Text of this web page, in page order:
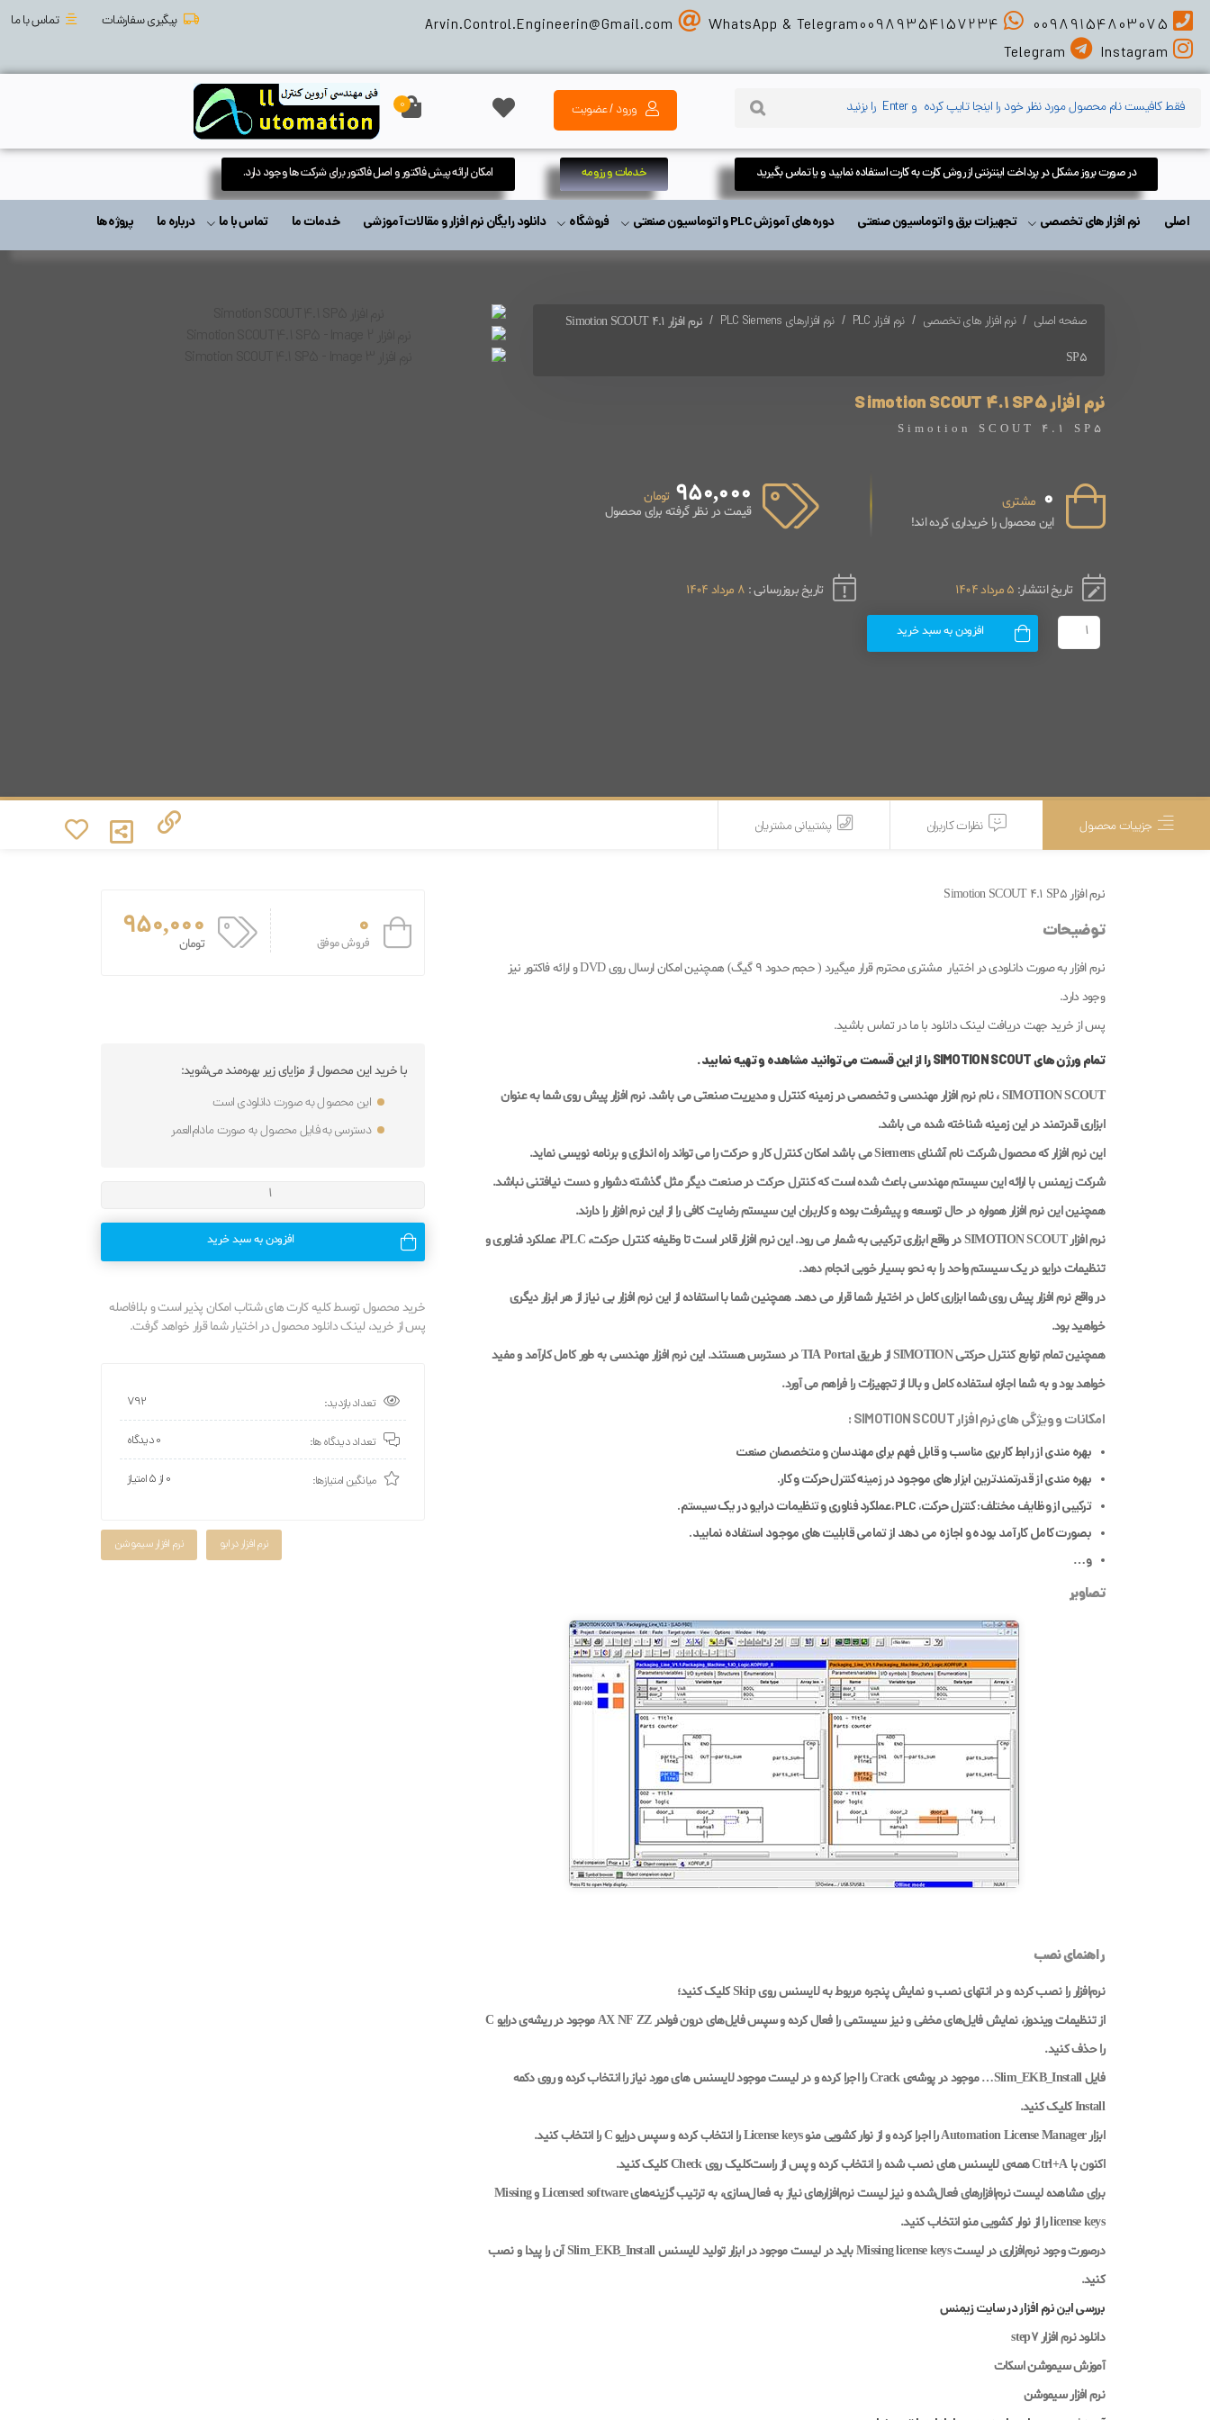
00989154803075
WhatsApp & Telegram00989354157234
Arvin.Control.Engineerin@Gmail.com
Instagram
Telegram
پیگیری سفارشات تماس با ما
ورود / عضویت 0
در صورت بروز مشکل در پرداخت اینترنتی از روش کارت به کارت استفاده نمایید و یا تماس بگیرید خدمات و رزومه امکان ارائه پیش فاکتور و اصل فاکتور برای شرکت ها وجود دارد.
اصلی نرم افزار های تخصصی تجهیزات برق و اتوماسیون صنعتی دوره های آموزش PLC و اتوماسیون صنعتی فروشگاه دانلود رایگان نرم افزار و مقالات آموزشی خدمات ما تماس با ما درباره ما پروژه ها
صفحه اصلی نرم افزار های تخصصی نرم افزار PLC نرم افزارهای PLC Siemens نرم افزار Simotion SCOUT 4.1
SP5
نرم افزار Simotion SCOUT 4.1 SP5
Simotion SCOUT 4.1 SP5
0 مشتری
این محصول را خریداری کرده اند!
950,000 تومان
قیمت در نظر گرفته برای محصول
تاریخ انتشار: 5 مرداد 1404 تاریخ بروزرسانی : 8 مرداد 1404
افزودن به سبد خرید
جزییات محصول نظرات کاربران پشتیبانی مشتریان
نرم افزار Simotion SCOUT 4.1 SP5
توضیحات
نرم افزار به صورت دانلودی در اختیار مشتری محترم قرار میگیرد ( حجم حدود 9 گیگ) همچنین امکان ارسال روی DVD و ارائه فاکتور نیز
وجود دارد.
پس از خرید جهت دریافت لینک دانلود با ما در تماس باشید.
تمام ورژن های SIMOTION SCOUT را از این قسمت می توانید مشاهده و تهیه نمایید.
SIMOTION SCOUT ، نام نرم افزار مهندسی و تخصصی در زمینه کنترل و مدیریت صنعتی می باشد. نرم افزار پیش روی شما به عنوان
ابزاری قدرتمند در این زمینه شناخته شده می باشد.
این نرم افزار که محصول شرکت نام آشنای Siemens می باشد امکان کنترل کار و حرکت را می تواند راه اندازی و برنامه نویسی نماید.
شرکت زیمنس با ارائه این سیستم مهندسی باعث شده است که کنترل حرکت در صنعت دیگر مثل گذشته دشوار و دست نیافتنی نباشد.
همچنین این نرم افزار همواره در حال توسعه و پیشرفت بوده و کاربران این سیستم رضایت کافی را از این نرم افزار را دارند.
نرم افزار SIMOTION SCOUT در واقع ابزاری ترکیبی به شمار می رود. این نرم افزار قادر است تا وظیفه کنترل حرکت، PLC، عملکرد فناوری و
تنظیمات درایو در یک سیستم واحد را به نحو بسیار خوبی انجام دهد.
در واقع نرم افزار پیش روی شما ابزاری کامل در اختیار شما قرار می دهد. همچنین شما با استفاده از این نرم افزار بی نیاز از هر ابزار دیگری
خواهید بود.
همچنین تمام توابع کنترل حرکتی SIMOTION از طریق TIA Portal در دسترس هستند. این نرم افزار مهندسی به طور کامل کارآمد و مفید
خواهد بود و به شما اجازه استفاده کامل و بالا از تجهیزات را فراهم می آورد.
امکانات و ویژگی های نرم افزار SIMOTION SCOUT :
بهره مندی از رابط کاربری مناسب و قابل فهم برای مهندسان و متخصصان صنعت
بهره مندی از قدرتمندترین ابزار های موجود در زمینه کنترل حرکت و کار.
ترکیبی از وظایف مختلف: کنترل حرکت، PLC، عملکرد فناوری و تنظیمات درایو در یک سیستم.
بصورت کامل کارآمد بوده و اجازه می دهد از تمامی قابلیت های موجود استفاده نمایید.
و…
تصاویر
راهنمای نصب
نرم‌افزار را نصب کرده و در انتهای نصب و نمایش پنجره مربوط به لایسنس روی Skip کلیک کنید؛
از تنظیمات ویندوز، نمایش فایل‌های مخفی و نیز سیستمی را فعال کرده و سپس فایل‌های درون فولدر AX NF ZZ موجود در ریشه‌ی درایو C
را حذف کنید.
فایل Slim_EKB_Install… موجود در پوشه‌ی Crack را اجرا کرده و در لیست موجود لایسنس‌ های مورد نیاز را انتخاب کرده و روی دکمه
Install کلیک کنید.
ابزار Automation License Manager را اجرا کرده و از نوار کشویی منو License keys را انتخاب کرده و سپس درایو C را انتخاب کنید.
اکنون با Ctrl+A همه‌ی لایسنس‌ های نصب‌ شده را انتخاب کرده و پس از راست‌کلیک روی Check کلیک کنید.
برای مشاهده لیست نرم‌افزارهای فعال‌شده و نیز لیست نرم‌افزارهای نیاز به فعال‌سازی، به‌ ترتیب گزینه‌های Licensed software و Missing
license keys را از نوار کشویی منو انتخاب کنید.
درصورت وجود نرم‌افزاری در لیست Missing license keys باید در لیست موجود در ابزار تولید لایسنس Slim_EKB_Install آن را پیدا و نصب
کنید.
بررسی این نرم افزار در سایت زیمنس
دانلود نرم افزار step7
آموزش سیموشن اسکات
نرم افزار سیموشن
0
فروش موفق
950,000
تومان
با خرید این محصول از مزایای زیر بهره‌مند می‌شوید:
این محصول به صورت دانلودی است
دسترسی به فایل محصول به صورت مادام‌العمر
افزودن به سبد خرید
خرید محصول توسط کلیه کارت های شتاب امکان پذیر است و بلافاصله
پس از خرید، لینک دانلود محصول در اختیار شما قرار خواهد گرفت.
تعداد بازدید: 792
تعداد دیدگاه ها: 0 دیدگاه
میانگین امتیازها: 0 از ۵ امتیاز
نرم افزار درایو نرم افزار سیموشن